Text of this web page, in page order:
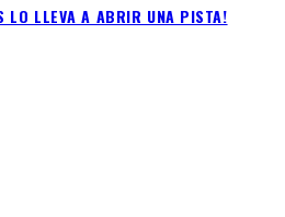
LO LLEVA A ABRIR UNA PISTA!